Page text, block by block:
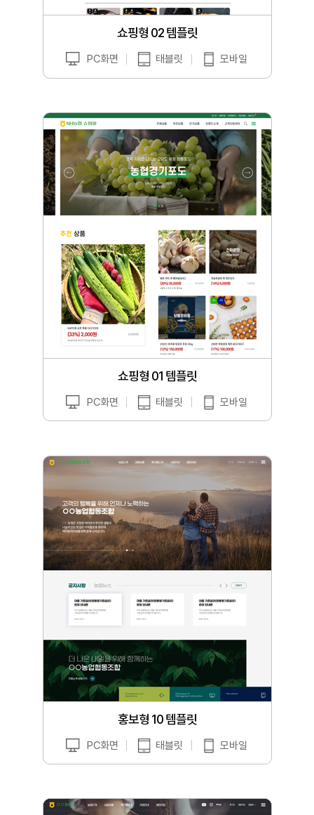
쇼핑형 02 템플릿
PC화면 태블릿 모바일
쇼핑형 01 템플릿
PC화면 태블릿 모바일
홍보형 10 템플릿
PC화면 태블릿 모바일